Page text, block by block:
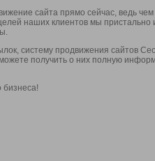
сайта прямо сейчас, ведь
наших клиентов мы пристально
систему продвижения сайтов
получить о них полную
бизнеса!